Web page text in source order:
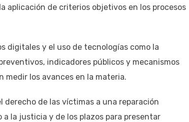
aplicación de criterios objetivos en los procesos
digitales y el uso de tecnologías como la
indicadores públicos y mecanismos
los avances en la materia.
de las víctimas a una reparación
la justicia y de los plazos para presentar